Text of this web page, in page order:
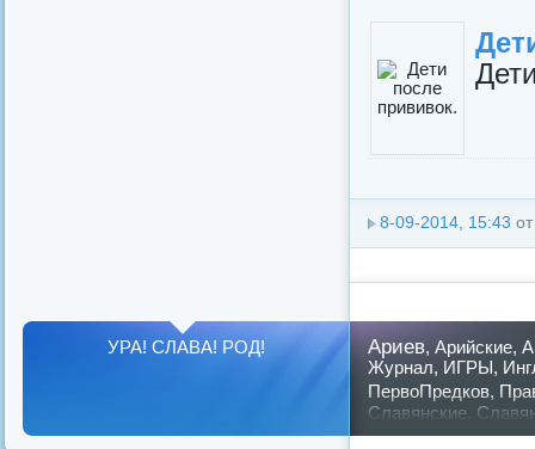
8-09-2014, 15:43
Ариев, Арийские,
Журнал, ИГРЫ,
ПервоПредков,
Славянские
русский,славян
УРА! СЛАВА! РОД!